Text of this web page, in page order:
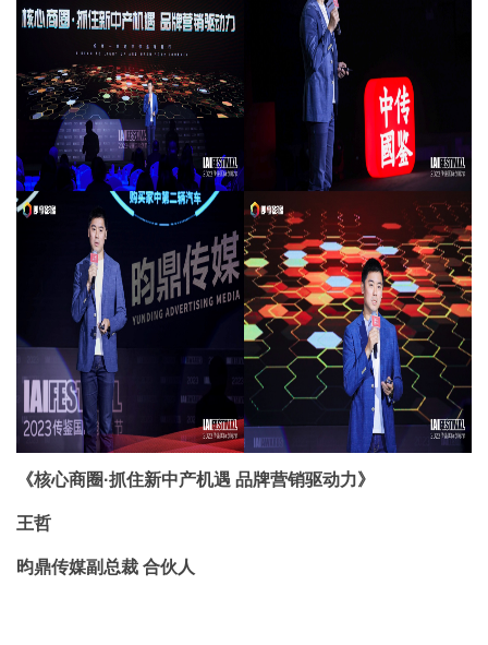
《核心商圈·抓住新中产机遇 品牌营销驱动力》
王哲
昀鼎传媒副总裁 合伙人